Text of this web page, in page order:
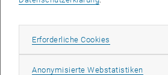
EMBA Online Info Session mit
INFORMATIONSVERANSTALTUNG Online,
Erforderliche Cookies Erforderliche
Anonymisierte Webstatistiken